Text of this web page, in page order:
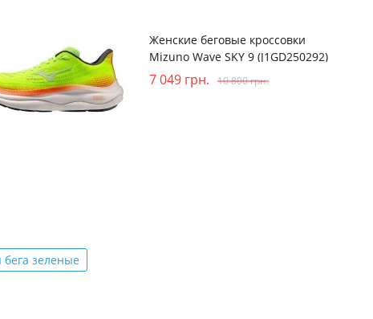
Женские беговые кроссовки
Mizuno Wave SKY 9 (J1GD250292)
7 049 грн. 10 800грн.
бега зеленые